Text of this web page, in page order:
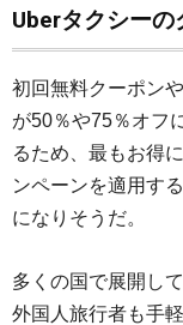
Uberタクシーの
初回無料クーポン
が50％や75％オフ
るため、最もお得
ンペーンを適用す
になりそうだ。
多くの国で展開し
外国人旅行者も手